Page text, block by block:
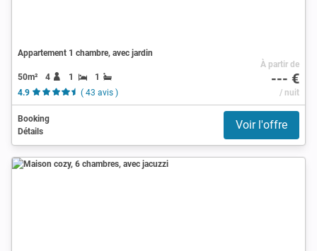
Appartement 1 chambre, avec jardin
50m² 4 1
1
4.9
( 43 avis )
À partir de
--- €
/ nuit
Booking
Détails
Voir l'offre